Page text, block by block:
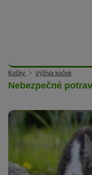
Kočky Výživa koček
Nebezpečné